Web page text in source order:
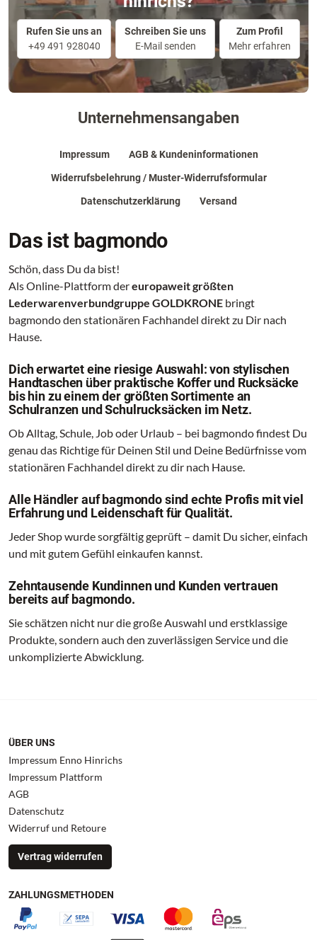
Rufen Sie uns an
+49 491 928040
Schreiben Sie uns
E-Mail senden
Zum Profil
Mehr erfahren
Unternehmensangaben
Impressum AGB & Kundeninformationen
Widerrufsbelehrung / Muster-Widerrufsformular
Datenschutzerklärung Versand
Das ist bagmondo
Schön, dass Du da bist!
Als Online-Plattform dereuropaweit größten
Lederwarenverbundgruppe GOLDKRONE bringt
bagmondo den stationären Fachhandel direkt zu Dir nach
Hause.
Dich erwartet eine riesige Auswahl: von stylischen
Handtaschen über praktische Koffer und Rucksäcke
bis hin zu einem der größten Sortimente an
Schulranzen und Schulrucksäcken im Netz.
Ob Alltag, Schule, Job oder Urlaub – bei bagmondo findest Du
genau das Richtige für Deinen Stil und Deine Bedürfnisse vom
stationären Fachhandel direkt zu dir nach Hause.
Alle Händler auf bagmondo sind echte Profis mit viel
Erfahrung und Leidenschaft für Qualität.
Jeder Shop wurde sorgfältig geprüft – damit Du sicher, einfach
und mit gutem Gefühl einkaufen kannst.
Zehntausende Kundinnen und Kunden vertrauen
bereits auf bagmondo.
Sie schätzen nicht nur die große Auswahl und erstklassige
Produkte, sondern auch den zuverlässigen Service und die
unkomplizierte Abwicklung.
ÜBER UNS
Impressum Enno Hinrichs
Impressum Plattform
AGB
Datenschutz
Widerruf und Retoure
Vertrag widerrufen
ZAHLUNGSMETHODEN